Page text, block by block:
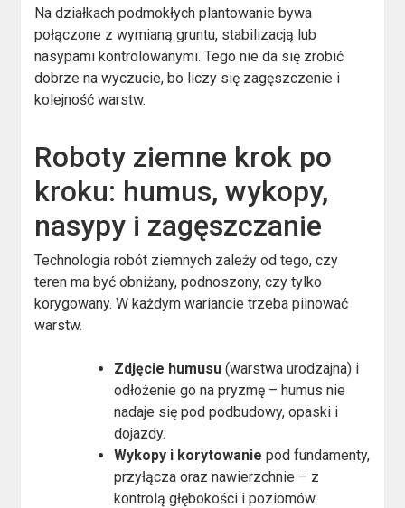
Na działkach podmokłych plantowanie bywa
połączone z wymianą gruntu, stabilizacją lub
nasypami kontrolowanymi. Tego nie da się zrobić
dobrze na wyczucie, bo liczy się zagęszczenie i
kolejność warstw.
Roboty ziemne krok po
kroku: humus, wykopy,
nasypy i zagęszczanie
Technologia robót ziemnych zależy od tego, czy
teren ma być obniżany, podnoszony, czy tylko
korygowany. W każdym wariancie trzeba pilnować
warstw.
Zdjęcie humusu (warstwa urodzajna) i
odłożenie go na pryzmę – humus nie
nadaje się pod podbudowy, opaski i
dojazdy.
Wykopy i korytowanie pod fundamenty,
przyłącza oraz nawierzchnie – z
kontrolą głębokości i poziomów.